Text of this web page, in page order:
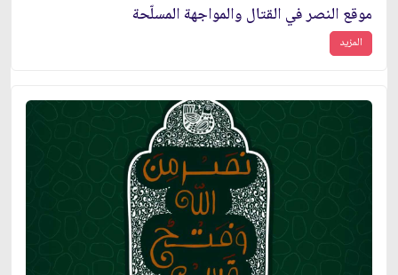
موقع النصر في القتال والمواجهة المسلّحة
المزيد